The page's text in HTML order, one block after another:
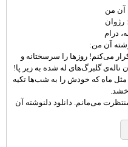
آن من
رژوان
درام
آن من:
می‌کنم! روزها را سرسختانه و
گلبرگ‌های له شده به زیر پا!
ماه که خودش را به شب‌ها تکیه
می‌مانم. دانلود دلنوشته آن